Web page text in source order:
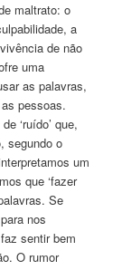
maltrato: o
a
de não
uma
as palavras,
pessoas.
‘ruído’ que,
segundo o
um
que ‘fazer
Se
nos
sentir bem
O rumor